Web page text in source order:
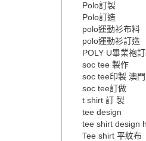
Polo訂製
Polo訂造
polo運動衫布料
polo運動衫訂造
POLY U畢業袍
soc tee 製作
soc tee印製 澳門
soc tee訂做
t shirt 訂 製
tee design
tee shirt design
Tee shirt 平紋布